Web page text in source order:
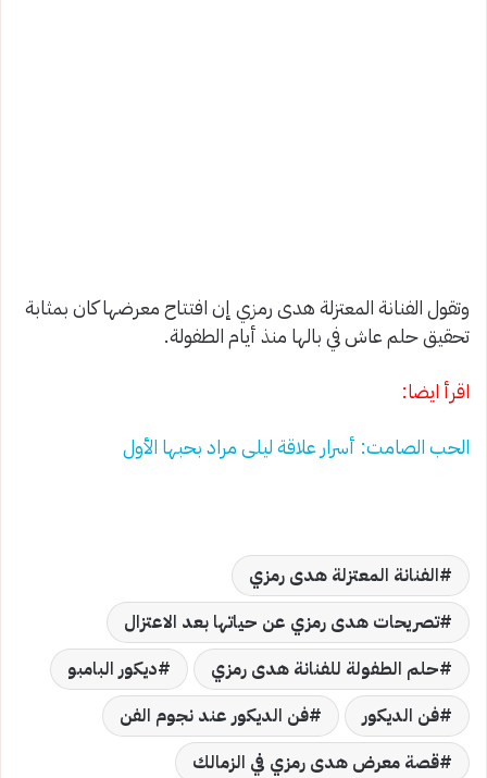
وتقول الفنانة المعتزلة هدى رمزي إن افتتاح معرضها كان بمثابة
تحقيق حلم عاش في بالها منذ أيام الطفولة.
اقرأ ايضا:
الحب الصامت: أسرار علاقة ليلى مراد بحبها الأول
الفنانة المعتزلة هدى رمزي
تصريحات هدى رمزي عن حياتها بعد الاعتزال
حلم الطفولة للفنانة هدى رمزي
ديكور البامبو
فن الديكور
فن الديكور عند نجوم الفن
قصة معرض هدى رمزي في الزمالك